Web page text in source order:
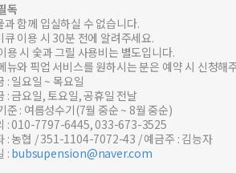
독
과 함께 입실하실 수 없습니다.
큐 이용 시 30분 전에 알려주세요.
용 시 숯과 그릴 사용비는 별도입니다.
뉴와 픽업 서비스를 원하시는 분은 예약 시 신청해
: 일요일 ~ 목요일
: 금요일, 토요일, 공휴일 전날
준 : 여름성수기(7월 중순 ~ 8월 중순)
: 010-7797-6445, 033-673-3525
: 농협 / 351-1104-7072-43 / 예금주 : 김능자
: bubsupension@naver.com